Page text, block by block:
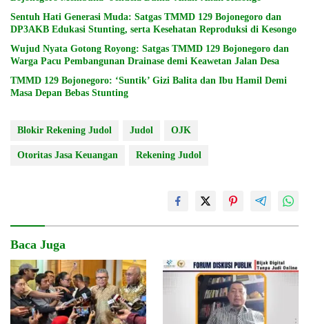
Sentuh Hati Generasi Muda: Satgas TMMD 129 Bojonegoro dan
DP3AKB Edukasi Stunting, serta Kesehatan Reproduksi di Kesongo
Wujud Nyata Gotong Royong: Satgas TMMD 129 Bojonegoro dan
Warga Pacu Pembangunan Drainase demi Keawetan Jalan Desa
TMMD 129 Bojonegoro: ‘Suntik’ Gizi Balita dan Ibu Hamil Demi
Masa Depan Bebas Stunting
Blokir Rekening Judol Judol OJK
Otoritas Jasa Keuangan Rekening Judol
Baca Juga